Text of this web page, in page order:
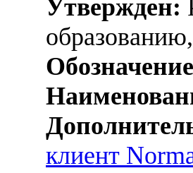
Утвержден:
клиент